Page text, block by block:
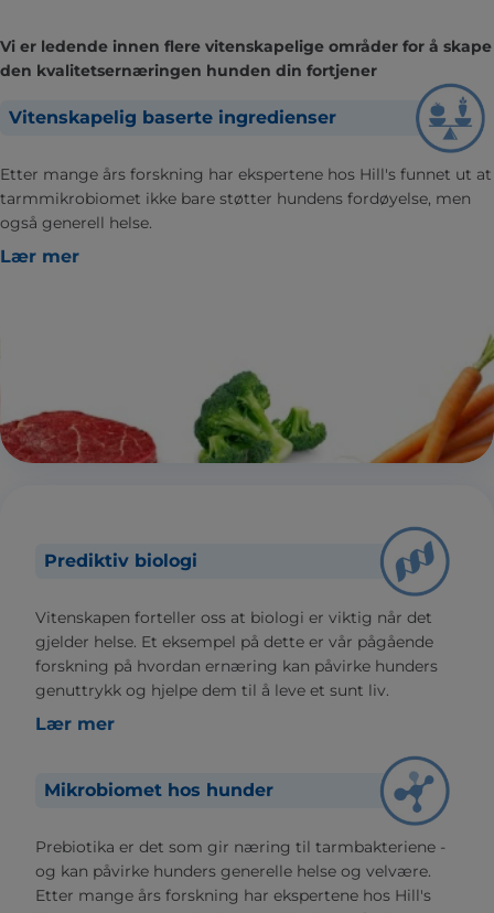
Vi er ledende innen flere vitenskapelige områder for å skape
den kvalitetsernæringen hunden din fortjener
Vitenskapelig baserte ingredienser
Etter mange års forskning har ekspertene hos Hill's funnet ut at
tarmmikrobiomet ikke bare støtter hundens fordøyelse, men
også generell helse.
Lær mer
Prediktiv biologi
Vitenskapen forteller oss at biologi er viktig når det
gjelder helse. Et eksempel på dette er vår pågående
forskning på hvordan ernæring kan påvirke hunders
genuttrykk og hjelpe dem til å leve et sunt liv.
Lær mer
Mikrobiomet hos hunder
Prebiotika er det som gir næring til tarmbakteriene -
og kan påvirke hunders generelle helse og velvære.
Etter mange års forskning har ekspertene hos Hill's